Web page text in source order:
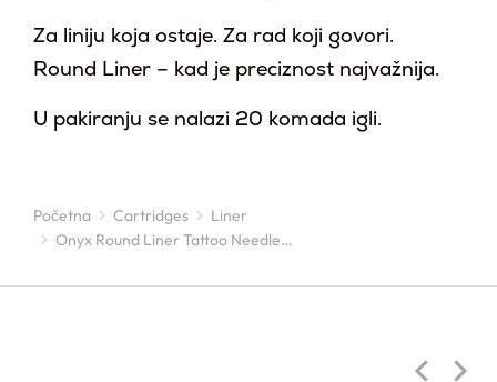
Za liniju koja ostaje. Za rad koji govori.
Round Liner – kad je preciznost najvažnija.
U pakiranju se nalazi 20 komada igli.
You are here:
Početna Cartridges
Liner
Onyx Round Liner Tattoo Needle…